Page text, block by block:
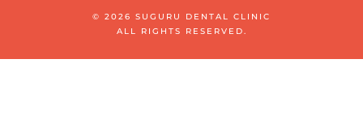
© 2026 SUGURU DENTAL CLINIC
ALL RIGHTS RESERVED.